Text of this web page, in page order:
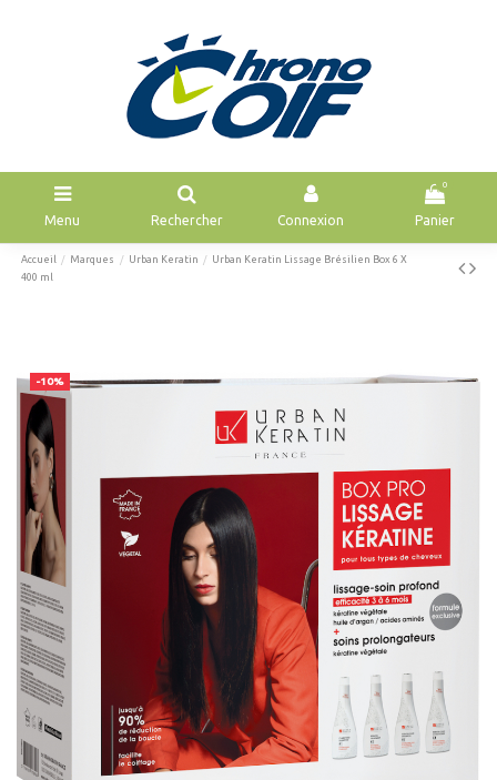
Menu Rechercher Connexion
0
Panier
Accueil Marques Urban Keratin
Urban Keratin Lissage Brésilien Box 6 X
400 ml
-10%